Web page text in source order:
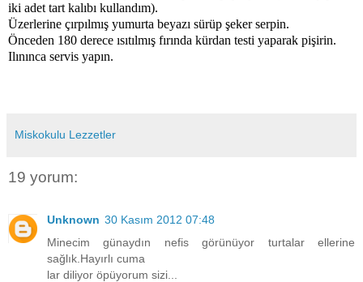
iki adet tart kalıbı kullandım).
Üzerlerine çırpılmış yumurta beyazı sürüp şeker serpin.
Önceden 180 derece ısıtılmış fırında kürdan testi yaparak pişirin.
Ilınınca servis yapın.
Miskokulu Lezzetler
19 yorum:
Unknown 30 Kasım 2012 07:48
Minecim günaydın nefis görünüyor turtalar ellerine
sağlık.Hayırlı cuma
lar diliyor öpüyorum sizi...